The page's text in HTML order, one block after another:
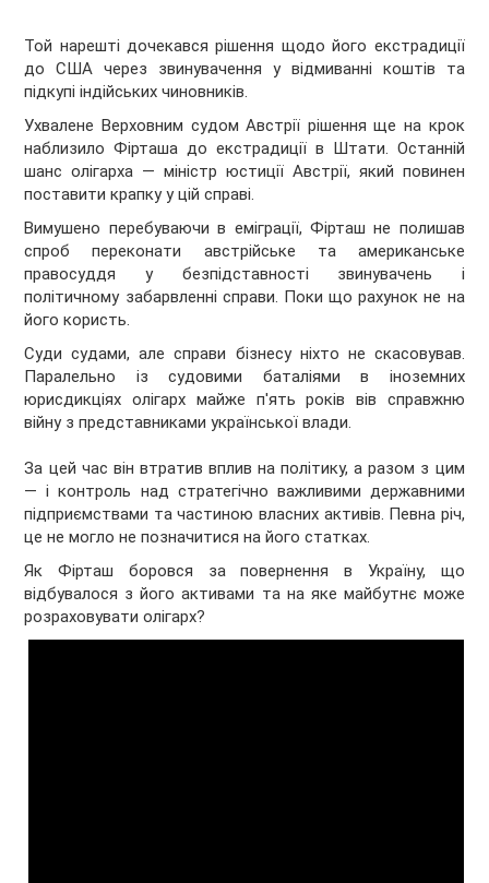
Той нарешті дочекався рішення щодо його екстрадиції
до США через звинувачення у відмиванні коштів та
підкупі індійських чиновників.
Ухвалене Верховним судом Австрії рішення ще на крок
наблизило Фірташа до екстрадиції в Штати. Останній
шанс олігарха — міністр юстиції Австрії, який повинен
поставити крапку у цій справі.
Вимушено перебуваючи в еміграції, Фірташ не полишав
спроб переконати австрійське та американське
правосуддя у безпідставності звинувачень і
політичному забарвленні справи. Поки що рахунок не на
його користь.
Суди судами, але справи бізнесу ніхто не скасовував.
Паралельно із судовими баталіями в іноземних
юрисдикціях олігарх майже п'ять років вів справжню
війну з представниками української влади.
За цей час він втратив вплив на політику, а разом з цим
— і контроль над стратегічно важливими державними
підприємствами та частиною власних активів. Певна річ,
це не могло не позначитися на його статках.
Як Фірташ боровся за повернення в Україну, що
відбувалося з його активами та на яке майбутнє може
розраховувати олігарх?